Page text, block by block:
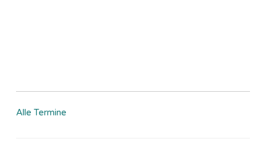
Alle Termine